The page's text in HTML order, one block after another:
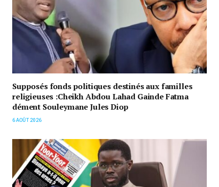
Supposés fonds politiques destinés aux familles
religieuses :Cheikh Abdou Lahad Gainde Fatma
dément Souleymane Jules Diop
6 AOÛT 2026